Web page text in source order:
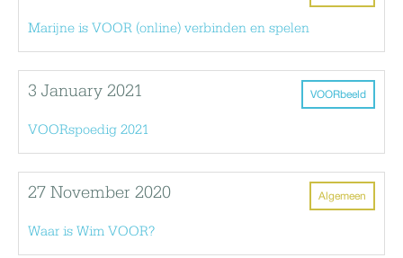
Marijne is VOOR (online) verbinden en spelen
VOORbeeld
3 January 2021
VOORspoedig 2021
Algemeen
27 November 2020
Waar is Wim VOOR?